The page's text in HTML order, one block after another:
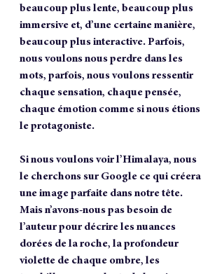
beaucoup plus lente, beaucoup plus
immersive et, d’une certaine manière,
beaucoup plus interactive. Parfois,
nous voulons nous perdre dans les
mots, parfois, nous voulons ressentir
chaque sensation, chaque pensée,
chaque émotion comme si nous étions
le protagoniste.
Si nous voulons voir l’Himalaya, nous
le cherchons sur Google ce qui créera
une image parfaite dans notre tête.
Mais n’avons-nous pas besoin de
l’auteur pour décrire les nuances
dorées de la roche, la profondeur
violette de chaque ombre, les